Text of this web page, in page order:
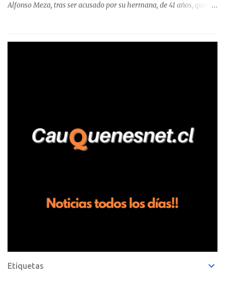
Alfonso Meza, tras ser acusado por su hermana, de 41 años, quien
relató que los hechos ocurrieron cerca de las 11:30 horas en el
trabajadores, el edil descendió del vehículo y, en medio de la
confrontación, la habría tomado de los hombros, empujado al
suelo y agredido con golpes de pies y manos, mientr...
Etiquetas